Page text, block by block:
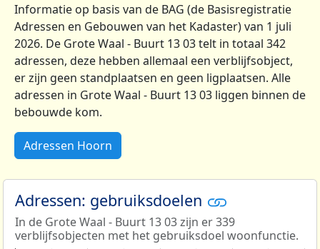
Informatie op basis van de BAG (de Basisregistratie
Adressen en Gebouwen van het Kadaster) van 1 juli
2026. De Grote Waal - Buurt 13 03 telt in totaal 342
adressen, deze hebben allemaal een verblijfsobject,
er zijn geen standplaatsen en geen ligplaatsen. Alle
adressen in Grote Waal - Buurt 13 03 liggen binnen de
bebouwde kom.
Adressen Hoorn
Adressen: gebruiksdoelen
In de Grote Waal - Buurt 13 03 zijn er 339
verblijfsobjecten met het gebruiksdoel woonfunctie.